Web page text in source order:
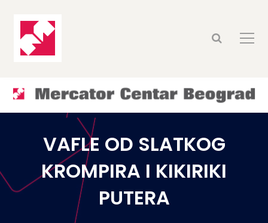
VAFLE OD SLATKOG
KROMPIRA I KIKIRIKI
PUTERA